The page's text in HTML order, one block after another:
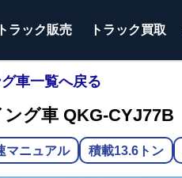
トラック販売 トラック買取
車一覧へ戻る
グ車 QKG-CYJ77B
ニュアル 積載13.6トン